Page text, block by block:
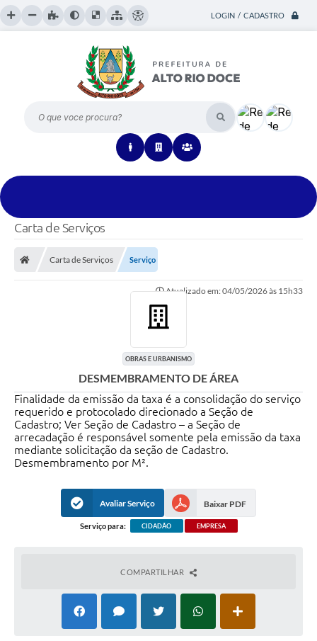
LOGIN / CADASTRO
O que voce procura?
Carta de Serviços
Carta de Serviços Serviço
Atualizado em: 04/05/2026 às 15h33
OBRAS E URBANISMO
DESMEMBRAMENTO DE ÁREA
Finalidade da emissão da taxa é a consolidação do serviço
requerido e protocolado direcionado a Seção de
Cadastro; Ver Seção de Cadastro – a Seção de
arrecadação é responsável somente pela emissão da taxa
mediante solicitação da seção de Cadastro.
Desmembramento por M².
Avaliar Serviço Baixar PDF
Serviço para: CIDADÃO EMPRESA
COMPARTILHAR